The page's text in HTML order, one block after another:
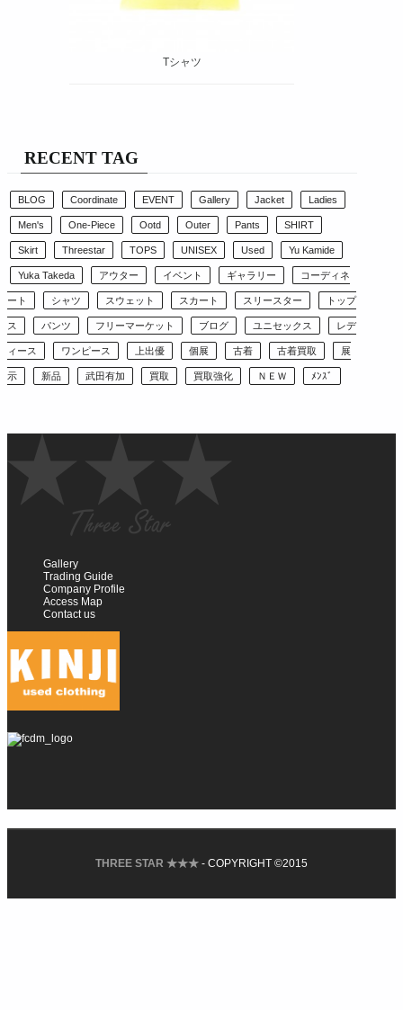
Tシャツ
RECENT TAG
BLOG Coordinate EVENT Gallery Jacket Ladies
Men's One-Piece Ootd Outer Pants SHIRT
Skirt Threestar TOPS UNISEX Used Yu Kamide
Yuka Takeda アウター イベント ギャラリー コーディネ
ート シャツ スウェット スカート スリースター トップ
ス パンツ フリーマーケット ブログ ユニセックス レデ
ィース ワンピース 上出優 個展 古着 古着買取 展
示 新品 武田有加 買取 買取強化 ＮＥＷ ﾒﾝｽﾞ
Gallery
Trading Guide
Company Profile
Access Map
Contact us
THREE STAR ★★★ - COPYRIGHT ©2015